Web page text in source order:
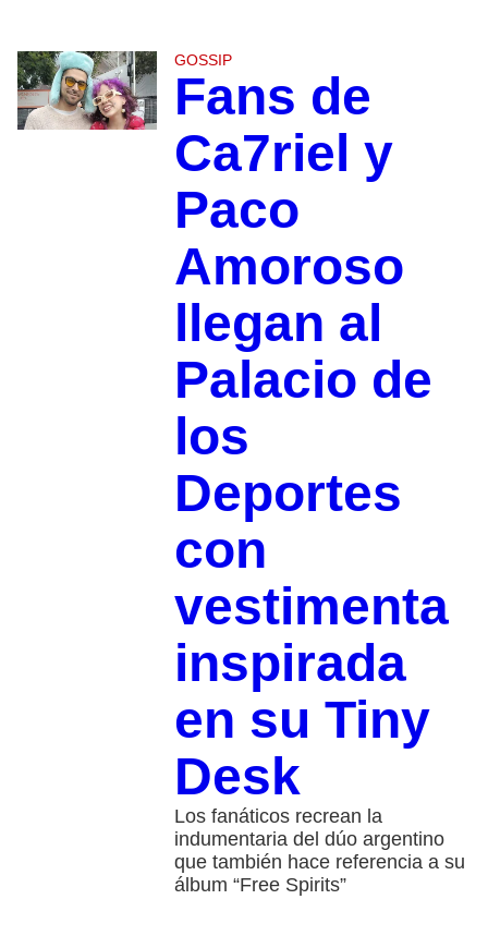
GOSSIP
Fans de
Ca7riel y
Paco
Amoroso
llegan al
Palacio de
los
Deportes
con
vestimenta
inspirada
en su Tiny
Desk
Los fanáticos recrean la
indumentaria del dúo argentino
que también hace referencia a su
álbum “Free Spirits”